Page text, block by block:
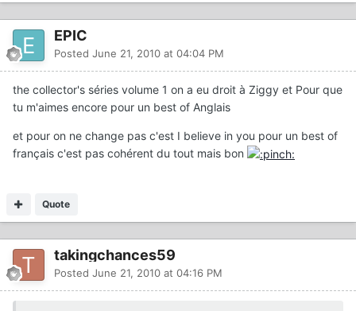
EPIC
Posted June 21, 2010 at 04:04 PM
the collector's séries volume 1 on a eu droit à Ziggy et Pour que
tu m'aimes encore pour un best of Anglais
et pour on ne change pas c'est I believe in you pour un best of
français c'est pas cohérent du tout mais bon
Quote
takingchances59
Posted June 21, 2010 at 04:16 PM